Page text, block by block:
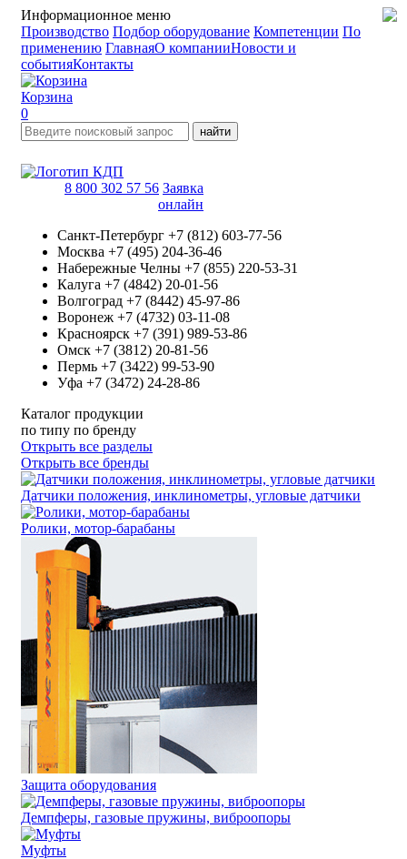
Информационное меню
Производство Подбор оборудование Компетенции По
применению ГлавнаяО компанииНовости и
событияКонтакты
Корзина
0
найти
8 800 302 57 56 Заявка
онлайн
Санкт-Петербург +7 (812) 603-77-56
Москва +7 (495) 204-36-46
Набережные Челны +7 (855) 220-53-31
Калуга +7 (4842) 20-01-56
Волгоград +7 (8442) 45-97-86
Воронеж +7 (4732) 03-11-08
Красноярск +7 (391) 989-53-86
Омск +7 (3812) 20-81-56
Пермь +7 (3422) 99-53-90
Уфа +7 (3472) 24-28-86
Каталог продукции
по типу по бренду
Открыть все разделы
Открыть все бренды
Датчики положения, инклинометры, угловые датчики
Ролики, мотор-барабаны
Защита оборудования
Демпферы, газовые пружины, виброопоры
Муфты